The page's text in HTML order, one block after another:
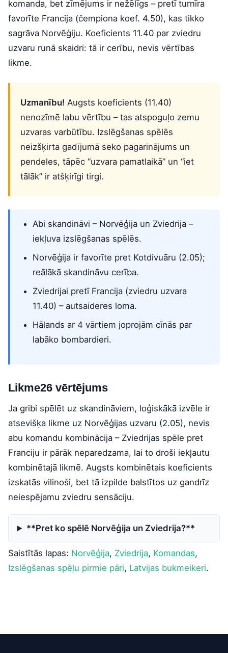
komanda, bet zīmējums ir nežēlīgs – pretī turnīra
favorīte Francija (čempiona koef. 4.50), kas tikko
sagrāva Norvēģiju. Koeficients 11.40 par zviedru
uzvaru runā skaidri: tā ir cerību, nevis vērtības
likme.
Uzmanību! Augsts koeficients (11.40)
nenozīmē labu vērtību – tas atspoguļo zemu
uzvaras varbūtību. Izslēgšanas spēlēs
neizšķirta gadījumā seko pagarinājums un
pendeles, tāpēc “uzvara pamatlaikā” un “iet
tālāk” ir atšķirīgi tirgi.
Abi skandināvi – Norvēģija un Zviedrija –
iekļuva izslēgšanas spēlēs.
Norvēģija ir favorīte pret Kotdivuāru (2.05);
reālākā skandināvu cerība.
Zviedrijai pretī Francija (zviedru uzvara
11.40) – autsaideres loma.
Hālands ar 4 vārtiem joprojām cīnās par
labāko bombardieri.
Likme26 vērtējums
Ja gribi spēlēt uz skandināviem, loģiskākā izvēle ir
atsevišķa likme uz Norvēģijas uzvaru (2.05), nevis
abu komandu kombinācija – Zviedrijas spēle pret
Franciju ir pārāk neparedzama, lai to droši iekļautu
kombinētajā likmē. Augsts kombinētais koeficients
izskatās vilinoši, bet tā izpilde balstītos uz gandrīz
neiespējamu zviedru sensāciju.
**Pret ko spēlē Norvēģija un Zviedrija?**
Saistītās lapas: Norvēģija, Zviedrija, Komandas,
Izslēgšanas spēļu pirmie pāri, Latvijas bukmeikeri.